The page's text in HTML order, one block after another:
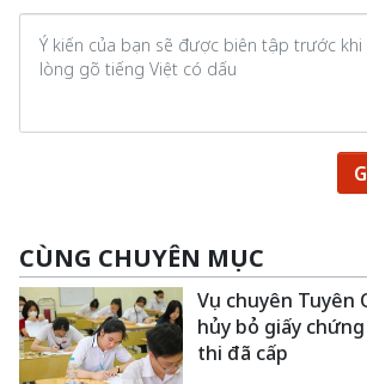
CÙNG CHUYÊN MỤC
Vụ chuyên Tuyên
hủy bỏ giấy
thi đã cấp